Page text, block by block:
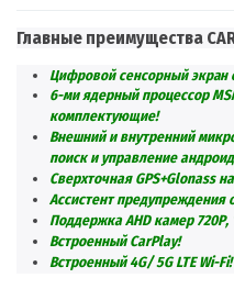
Главные преимущества
Цифровой сенсорный экран
6-ми ядерный процессор
комплектующие!
Внешний и внутренний
поиск и управление
Сверхточная GPS+Glonass
Ассистент предупреждения
ПоддержкаAHDкамер 720P,
ВстроенныйCarPlay!
Встроенный 4G/ 5G LTE Wi-Fi!